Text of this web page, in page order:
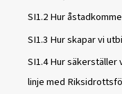
SI1.2 Hur
SI1.3 Hur skapar vi
SI1.4 Hur
linje med